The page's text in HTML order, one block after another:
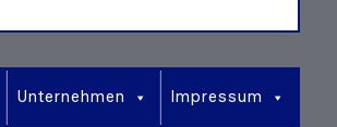
Unternehmen Impressum